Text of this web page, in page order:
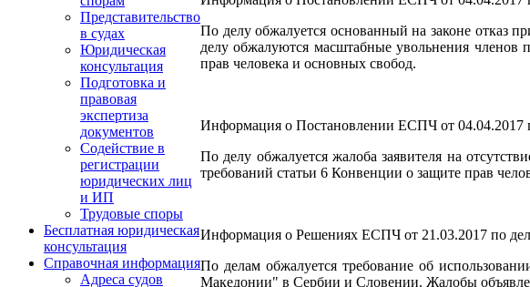
Представительство
в судах
Юридическая
консультация
Подготовка и
правовая
экспертиза
документов
Содействие в
регистрации
юридических лиц
и ИП
Трудовые споры
Бесплатная юридическая
консультация
Справочная информация
Адреса судов
По делу обжалуется основанный на законе отказ
делу обжалуются масштабные увольнения членов
прав человека и основных свобод.
Информация о Постановлении ЕСПЧ от 04.04.2017
По делу обжалуется жалоба заявителя на
требований статьи 6 Конвенции о защите прав
Информация о Решениях ЕСПЧ от 21.03.2017 по
По делам обжалуется требование об
Македонии" в Сербии и Словении. Жалобы